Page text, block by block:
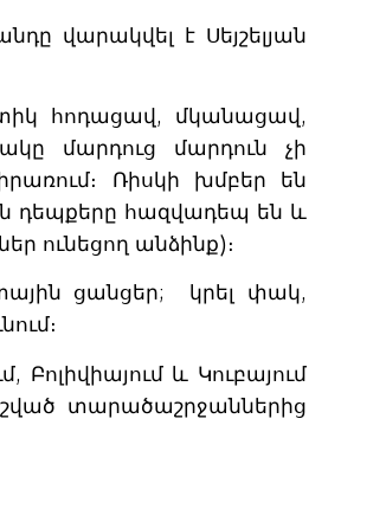
վարակվել է Սեյշելյան
հոդացավ, մկանացավ,
մարդուց մարդուն չի
Ռիսկի խմբեր են
դեպքերը հազվադեպ են և
ունեցող անձինք)։
ցանցեր; կրել փակ,
Բոլիվիայում և Կուբայում
տարածաշրջաններից